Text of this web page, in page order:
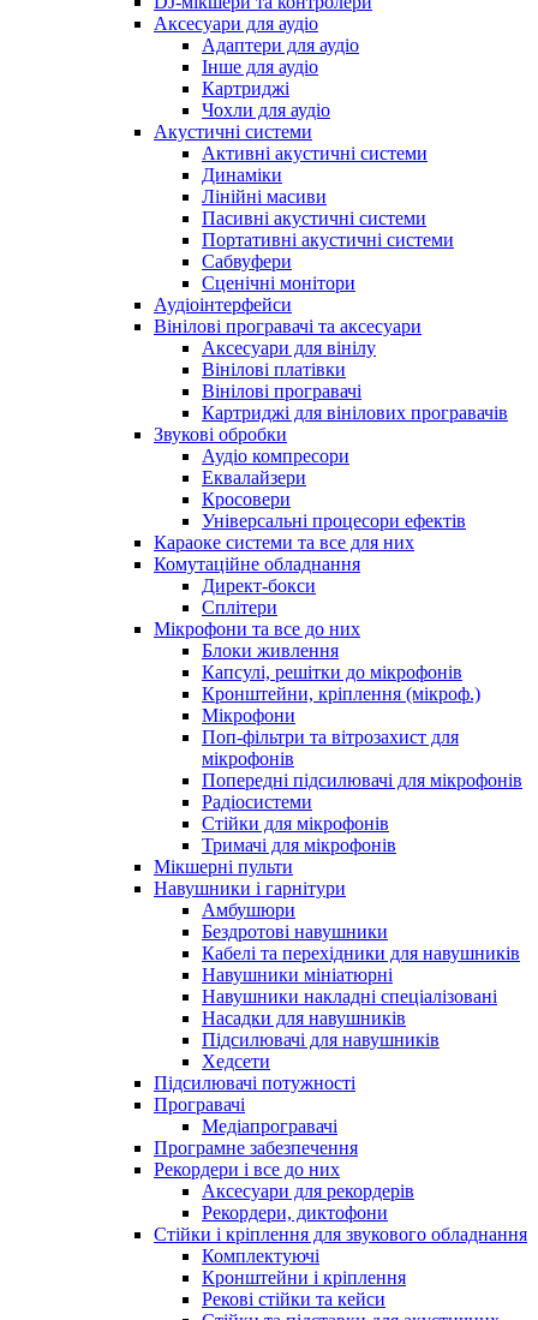
Аксесуари для аудіо
Адаптери для аудіо
Інше для аудіо
Картриджі
Чохли для аудіо
Акустичні системи
Активні акустичні системи
Динаміки
Лінійні масиви
Пасивні акустичні системи
Портативні акустичні системи
Сабвуфери
Сценічні монітори
Аудіоінтерфейси
Вінілові програвачі та аксесуари
Аксесуари для вінілу
Вінілові платівки
Вінілові програвачі
Картриджі для вінілових програвачів
Звукові обробки
Аудіо компресори
Еквалайзери
Кросовери
Універсальні процесори ефектів
Караоке системи та все для них
Комутаційне обладнання
Директ-бокси
Сплітери
Мікрофони та все до них
Блоки живлення
Капсулі, решітки до мікрофонів
Кронштейни, кріплення (мікроф.)
Мікрофони
Поп-фільтри та вітрозахист для
мікрофонів
Попередні підсилювачі для мікрофонів
Радіосистеми
Стійки для мікрофонів
Тримачі для мікрофонів
Мікшерні пульти
Навушники і гарнітури
Амбушюри
Бездротові навушники
Кабелі та перехідники для навушників
Навушники мініатюрні
Навушники накладні спеціалізовані
Насадки для навушників
Підсилювачі для навушників
Хедсети
Підсилювачі потужності
Програвачі
Медіапрогравачі
Програмне забезпечення
Рекордери і все до них
Аксесуари для рекордерів
Рекордери, диктофони
Стійки і кріплення для звукового обладнання
Комплектуючі
Кронштейни і кріплення
Рекові стійки та кейси